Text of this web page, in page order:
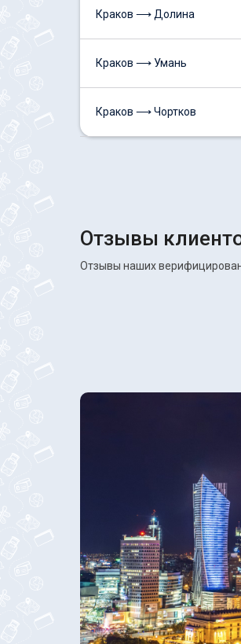
Краков ⟶ Долина
Краков ⟶ Умань
Краков ⟶ Чортков
Отзывы
Отзывы наших